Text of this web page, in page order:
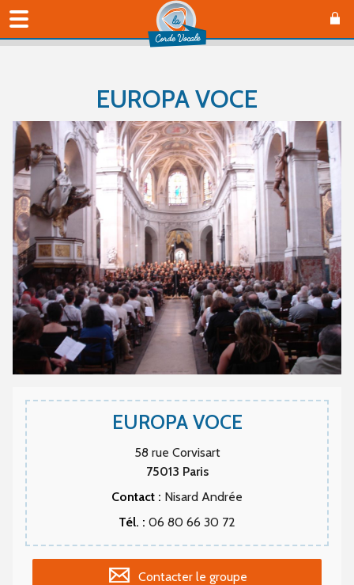
EUROPA VOCE
EUROPA VOCE
58 rue Corvisart
75013 Paris
Contact : Nisard Andrée
Tél. : 06 80 66 30 72
Contacter le groupe